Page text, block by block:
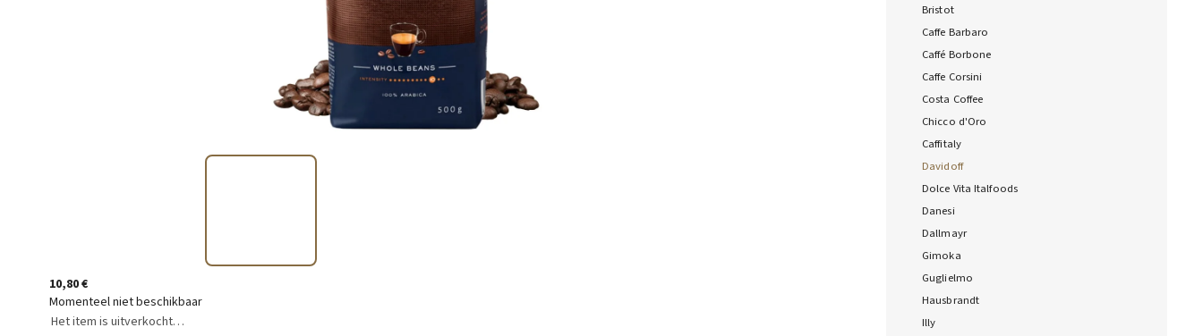
Bristot
Caffe Barbaro
Caffé Borbone
Caffe Corsini
Costa Coffee
Chicco d'Oro
Caffitaly
Davidoff
Dolce Vita Italfoods
Danesi
Dallmayr
Gimoka
Guglielmo
Hausbrandt
Illy
10,80 €
Momenteel niet beschikbaar
Het item is uitverkocht…